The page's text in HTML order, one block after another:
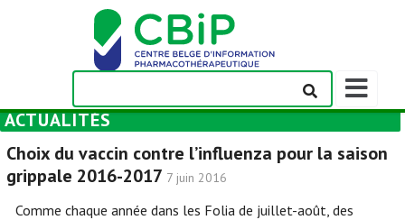
Afficher/
la
navigation
ACTUALITÉS
Choix du vaccin contre l’influenza pour la saison
grippale 2016-2017 7 juin 2016
Comme chaque année dans les Folia de juillet-août, des